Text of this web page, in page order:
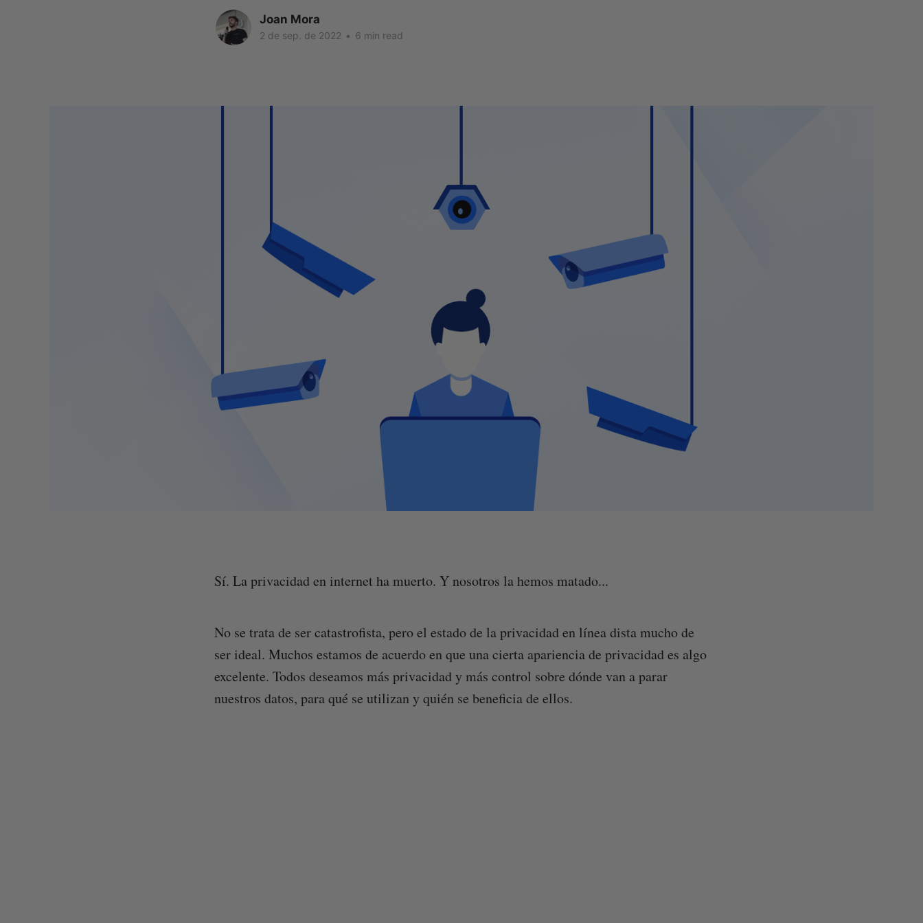
Joan Mora
2 de sep. de 2022 • 6 min read
Sí. La privacidad en internet ha muerto. Y nosotros la hemos matado...
No se trata de ser catastrofista, pero el estado de la privacidad en línea dista mucho de
ser ideal. Muchos estamos de acuerdo en que una cierta apariencia de privacidad es algo
excelente. Todos deseamos más privacidad y más control sobre dónde van a parar
nuestros datos, para qué se utilizan y quién se beneficia de ellos.